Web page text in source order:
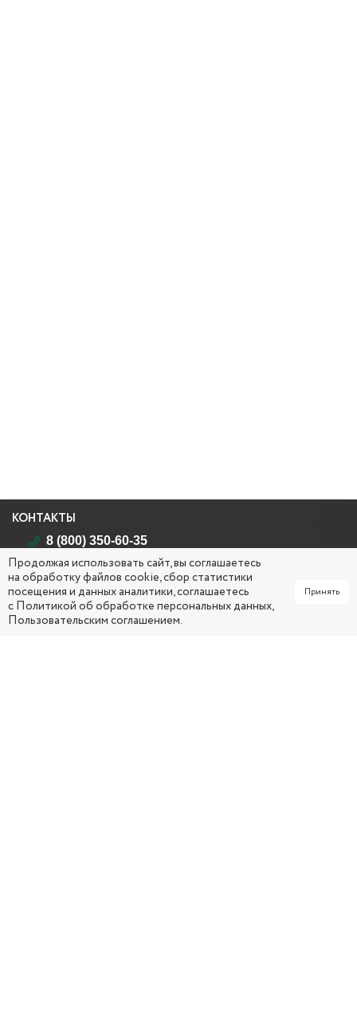
КОНТАКТЫ
8 (800) 350-60-35
Республика Саха (Якутия)
г. Якутск, ул. Кирова, д. 26
mail@yakcsm.ru
ПН - ЧТ 09:00 ч. – 18:00 ч. (обед: 13:00 ч. – 14:00 ч.)
Продолжая использовать сайт, вы соглашаетесь
на обработку файлов cookie, сбор статистики
посещения и данных аналитики, соглашаетесь
сПолитикой об обработке персональных данных,
Пользовательским соглашением.
Принять